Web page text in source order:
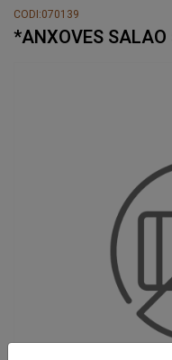
CODI:070139
*ANXOVES